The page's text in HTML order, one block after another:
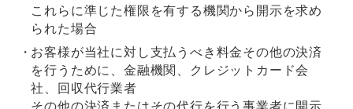
これらに準じた権限を有する機関から開示を求め
られた場合
お客様が当社に対し支払うべき料金その他の決済
を行うために、金融機関、クレジットカード会
社、回収代行業者